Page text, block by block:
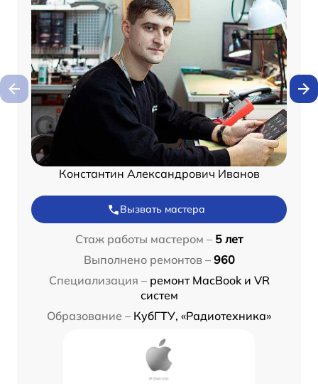
Константин Александрович Иванов
Вызвать мастера
Стаж работы мастером – 5 лет
Выполнено ремонтов – 960
Специализация – ремонт MacBook и VR
систем
Образование – КубГТУ, «Радиотехника»